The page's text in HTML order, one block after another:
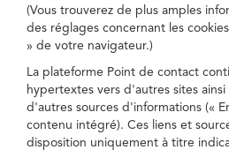
(Vous trouverez de plus amples
des réglages concernant les
» de votre navigateur.)
La plateforme Point de contact
hypertextes vers d'autres sites
d'autres sources d'informations («
contenu intégré). Ces liens et
disposition uniquement à titre